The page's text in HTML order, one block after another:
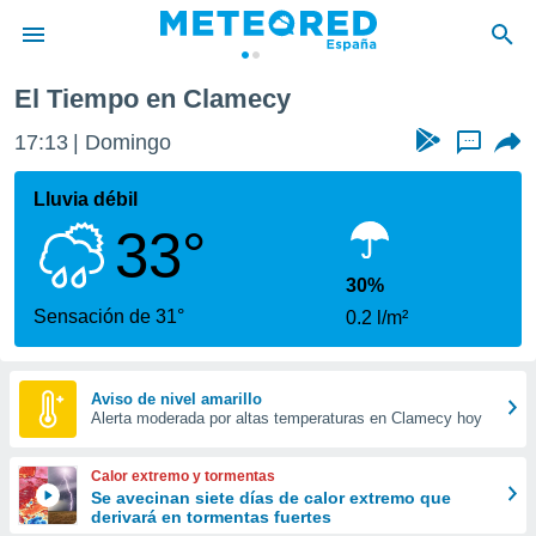
de
por
se
calidad.
a este
las
y
forma
digital
basada
El Tiempo en Clamecy
17:13 Domingo ...
Lluvia débil
33°
Sensación de 31°
30%
0.2 l/m²
Aviso de nivel amarillo
Alerta moderada por altas temperaturas en Clamecy hoy
Calor extremo y tormentas
Se avecinan siete días de calor extremo que
derivará en tormentas fuertes